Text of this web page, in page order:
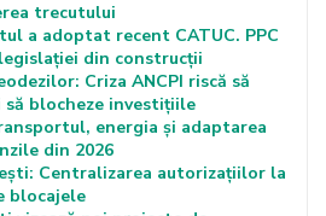
trecutului
a adoptat recent CATUC. PPC
din construcții
Criza ANCPI riscă să
blocheze investițiile
energia și adaptarea
din 2026
Centralizarea autorizațiilor la
blocajele